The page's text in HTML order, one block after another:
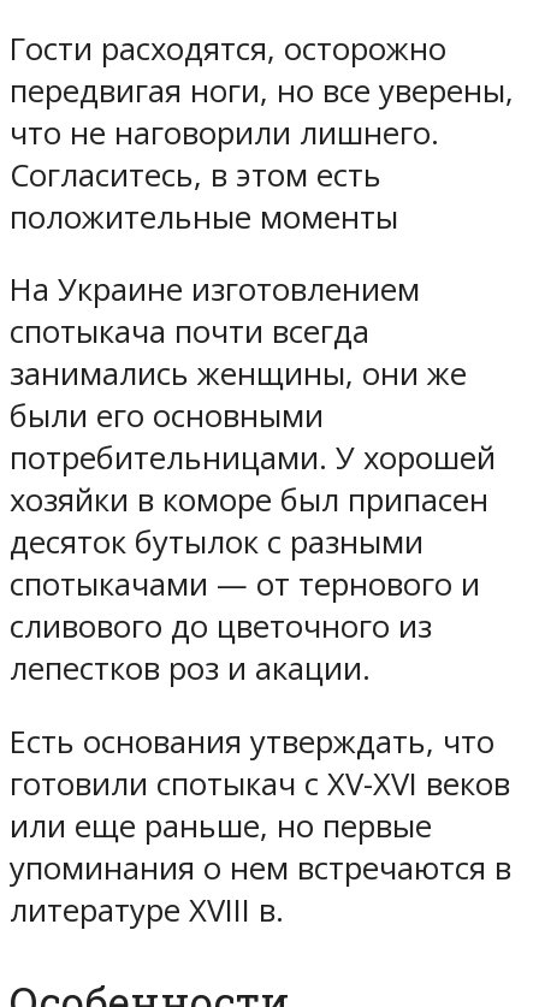
Гости расходятся, осторожно
передвигая ноги, но все уверены,
что не наговорили лишнего.
Согласитесь, в этом есть
положительные моменты
На Украине изготовлением
спотыкача почти всегда
занимались женщины, они же
были его основными
потребительницами. У хорошей
хозяйки в коморе был припасен
десяток бутылок с разными
спотыкачами — от тернового и
сливового до цветочного из
лепестков роз и акации.
Есть основания утверждать, что
готовили спотыкач с XV-XVI веков
или еще раньше, но первые
упоминания о нем встречаются в
литературе XVIII в.